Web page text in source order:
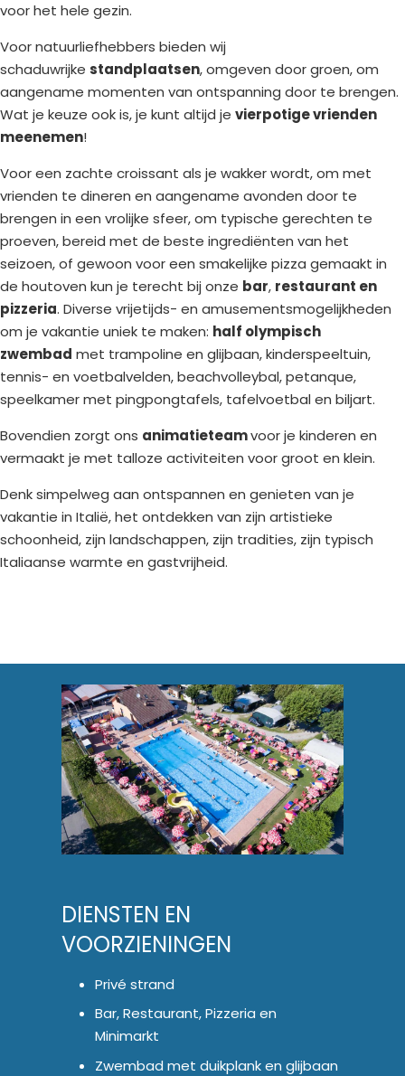
voor het hele gezin.
Voor natuurliefhebbers bieden wij
schaduwrijke standplaatsen, omgeven door groen, om
aangename momenten van ontspanning door te brengen.
Wat je keuze ook is, je kunt altijd je vierpotige vrienden
meenemen!
Voor een zachte croissant als je wakker wordt, om met
vrienden te dineren en aangename avonden door te
brengen in een vrolijke sfeer, om typische gerechten te
proeven, bereid met de beste ingrediënten van het
seizoen, of gewoon voor een smakelijke pizza gemaakt in
de houtoven kun je terecht bij onze bar, restaurant en
pizzeria. Diverse vrijetijds- en amusementsmogelijkheden
om je vakantie uniek te maken: half olympisch
zwembad met trampoline en glijbaan, kinderspeeltuin,
tennis- en voetbalvelden, beachvolleybal, petanque,
speelkamer met pingpongtafels, tafelvoetbal en biljart.
Bovendien zorgt ons animatieteamvoor je kinderen en
vermaakt je met talloze activiteiten voor groot en klein.
Denk simpelweg aan ontspannen en genieten van je
vakantie in Italië, het ontdekken van zijn artistieke
schoonheid, zijn landschappen, zijn tradities, zijn typisch
Italiaanse warmte en gastvrijheid.
DIENSTEN EN
VOORZIENINGEN
Privé strand
Bar, Restaurant, Pizzeria en
Minimarkt
Zwembad met duikplank en glijbaan